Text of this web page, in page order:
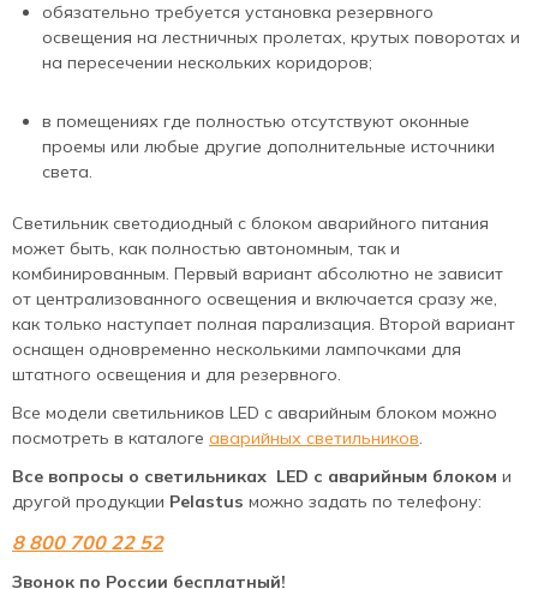
обязательно требуется установка резервного
освещения на лестничных пролетах, крутых поворотах и
на пересечении нескольких коридоров;
в помещениях где полностью отсутствуют оконные
проемы или любые другие дополнительные источники
света.
Светильник светодиодный с блоком аварийного питания
может быть, как полностью автономным, так и
комбинированным. Первый вариант абсолютно не зависит
от централизованного освещения и включается сразу же,
как только наступает полная парализация. Второй вариант
оснащен одновременно несколькими лампочками для
штатного освещения и для резервного.
Все модели светильников LED с аварийным блоком можно
посмотреть в каталоге аварийных светильников.
Все вопросы о светильниках LED с аварийным блоком и
другой продукции Pelastus можно задать по телефону:
8 800 700 22 52
Звонок по России бесплатный!